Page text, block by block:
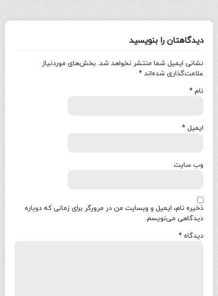
دیدگاهتان را بنویسید
نشانی ایمیل شما منتشر نخواهد شد. بخش‌های موردنیاز
علامت‌گذاری شده‌اند *
نام *
ایمیل *
وب‌ سایت
ذخیره نام، ایمیل و وبسایت من در مرورگر برای زمانی که دوباره
دیدگاهی می‌نویسم.
دیدگاه *